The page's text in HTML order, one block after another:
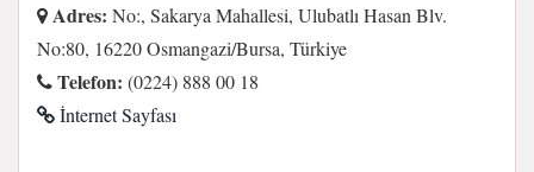
Adres: No:, Sakarya Mahallesi, Ulubatlı Hasan Blv.
No:80, 16220 Osmangazi/Bursa, Türkiye
Telefon: (0224) 888 00 18
İnternet Sayfası